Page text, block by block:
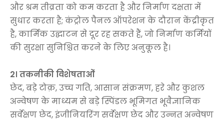
और श्रम तीव्रता को कम करता है और निर्माण दक्षता में
सुधार करता है; कंट्रोल पैनल ऑपरेशन के दौरान केंद्रीकृत
है, कार्मिक उद्घाटन से दूर रह सकते हैं, जो निर्माण कर्मियों
की सुरक्षा सुनिश्चित करने के लिए अनुकूल है।
2। तकनीकी विशेषताओं
छेद, बड़े टोक़, उच्च गति, आसान संक्रमण, हरे और कुशल
अन्वेषण के माध्यम से बड़े स्पिंडल भूमिगत भूवैज्ञानिक
सर्वेक्षण छेद, इंजीनियरिंग सर्वेक्षण छेद और उन्नत अन्वेषण